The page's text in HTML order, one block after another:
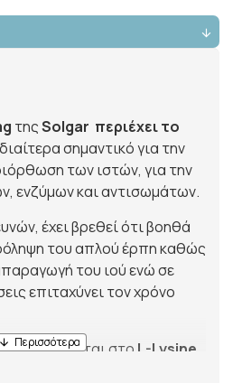
τηςSolgar περιέχει το
σημαντικό για την
των ιστών, για την
ενζύμων και αντισωμάτων.
έχει βρεθεί ότι βοηθά
του απλού έρπη καθώς
του ιού ενώ σε
επιταχύνει τον χρόνο
περιέχεται στο L -Lysine